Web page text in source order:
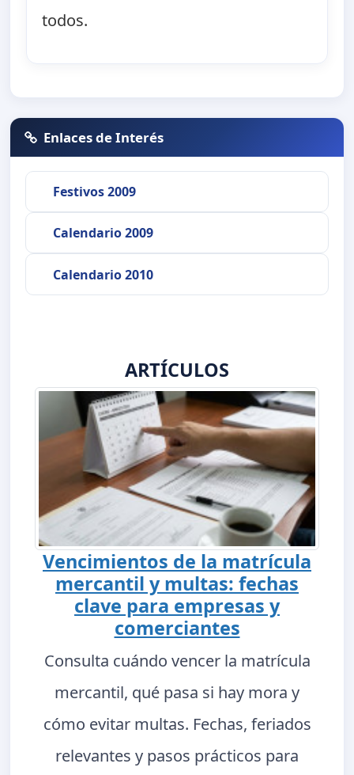
todos.
Enlaces de Interés
Festivos 2009
Calendario 2009
Calendario 2010
ARTÍCULOS
Vencimientos de la matrícula
mercantil y multas: fechas
clave para empresas y
comerciantes
Consulta cuándo vencer la matrícula
mercantil, qué pasa si hay mora y
cómo evitar multas. Fechas, feriados
relevantes y pasos prácticos para